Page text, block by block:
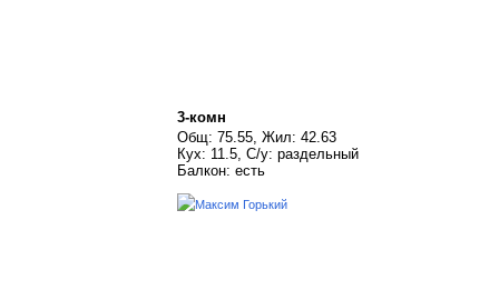
3-комн
Общ: 75.55, Жил: 42.63
Кух: 11.5, С/у: раздельный
Балкон: есть